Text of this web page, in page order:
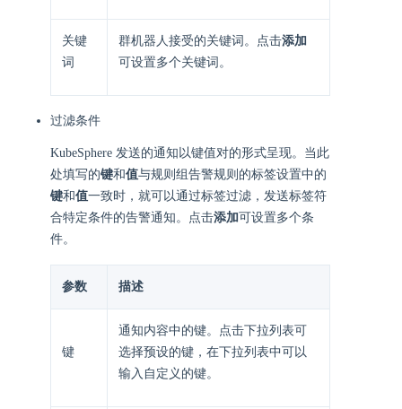
关键
词
群机器人接受的关键词。点击添加
可设置多个关键词。
过滤条件
KubeSphere 发送的通知以键值对的形式呈现。当此
处填写的键和值与规则组告警规则的标签设置中的
键和值一致时，就可以通过标签过滤，发送标签符
合特定条件的告警通知。点击添加可设置多个条
件。
参数 描述
键
通知内容中的键。点击下拉列表可
选择预设的键，在下拉列表中可以
输入自定义的键。